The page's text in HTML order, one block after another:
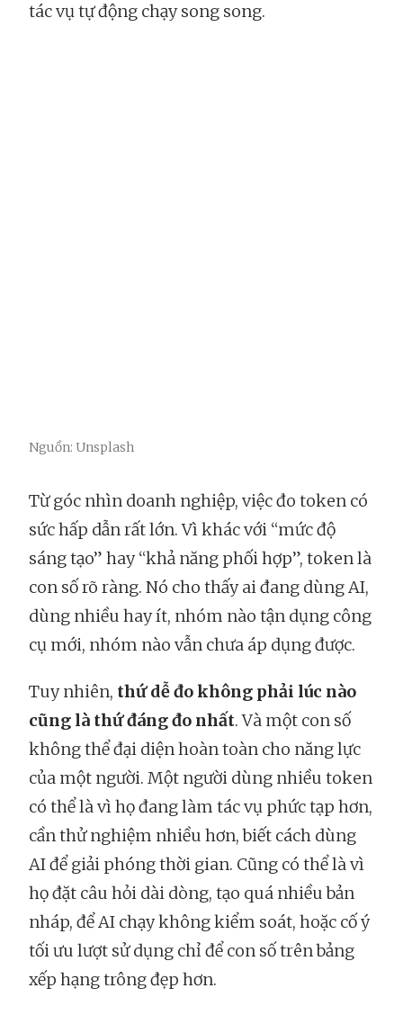
tác vụ tự động chạy song song.
Nguồn: Unsplash
Từ góc nhìn doanh nghiệp, việc đo token có
sức hấp dẫn rất lớn. Vì khác với “mức độ
sáng tạo” hay “khả năng phối hợp”, token là
con số rõ ràng. Nó cho thấy ai đang dùng AI,
dùng nhiều hay ít, nhóm nào tận dụng công
cụ mới, nhóm nào vẫn chưa áp dụng được.
Tuy nhiên, thứ dễ đo không phải lúc nào
cũng là thứ đáng đo nhất. Và một con số
không thể đại diện hoàn toàn cho năng lực
của một người. Một người dùng nhiều token
có thể là vì họ đang làm tác vụ phức tạp hơn,
cần thử nghiệm nhiều hơn, biết cách dùng
AI để giải phóng thời gian. Cũng có thể là vì
họ đặt câu hỏi dài dòng, tạo quá nhiều bản
nháp, để AI chạy không kiểm soát, hoặc cố ý
tối ưu lượt sử dụng chỉ để con số trên bảng
xếp hạng trông đẹp hơn.